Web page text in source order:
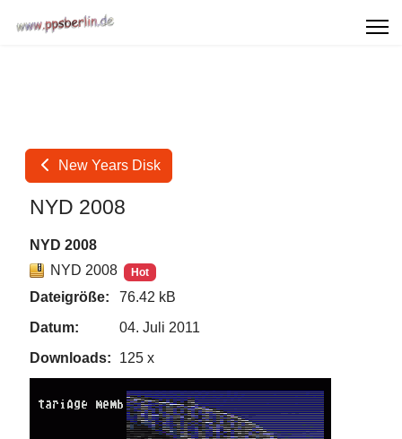
New Years Disk
NYD 2008
NYD 2008
NYD 2008
Hot
Dateigröße:
76.42 kB
Datum:
04. Juli 2011
Downloads:
125 x